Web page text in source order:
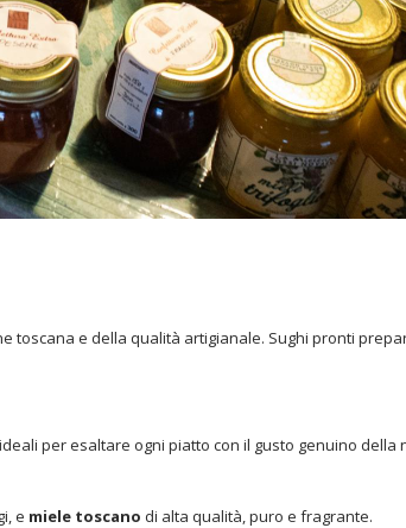
e della qualità artigianale. Sughi pronti
per esaltare ogni piatto con il gusto genuino della
e miele toscano di alta qualità, puro e fragrante.